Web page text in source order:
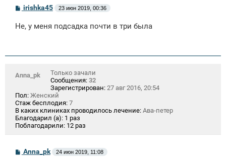
С
б
и
irishka45 23 июн 2019, 00:36
Не, у меня подсадка почти в три была
Anna_pk
Только зачали
Сообщения: 32
Зарегистрирован: 27 авг 2016, 20:54
Пол: Женский
Стаж бесплодия: 7
В каких клиниках проводилось лечение: Ава-петер
Благодарил (а): 1 раз
Поблагодарили: 12 раз
С
Anna_pk 24 июн 2019, 11:08